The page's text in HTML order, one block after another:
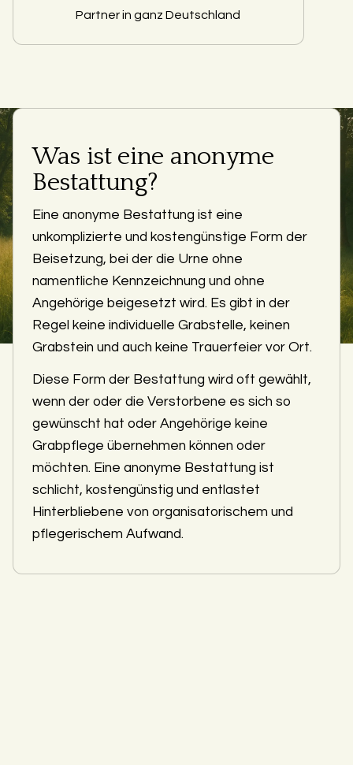
Partner in ganz Deutschland
Was ist eine anonyme
Bestattung?
Eine anonyme Bestattung ist eine
unkomplizierte und kostengünstige Form der
Beisetzung, bei der die Urne ohne
namentliche Kennzeichnung und ohne
Angehörige beigesetzt wird. Es gibt in der
Regel keine individuelle Grabstelle, keinen
Grabstein und auch keine Trauerfeier vor Ort.
Diese Form der Bestattung wird oft gewählt,
wenn der oder die Verstorbene es sich so
gewünscht hat oder Angehörige keine
Grabpflege übernehmen können oder
möchten. Eine anonyme Bestattung ist
schlicht, kostengünstig und entlastet
Hinterbliebene von organisatorischem und
pflegerischem Aufwand.